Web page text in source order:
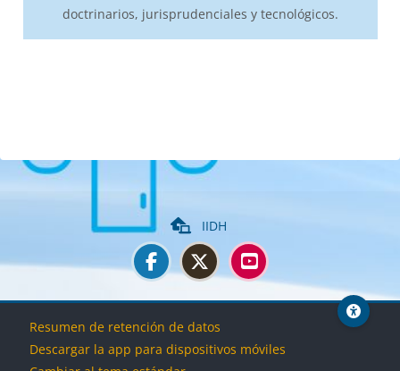
doctrinarios, jurisprudenciales y tecnológicos.
IIDH
Bloques
Bloques
Bloques
Bloques
Resumen de retención de datos
Descargar la app para dispositivos móviles